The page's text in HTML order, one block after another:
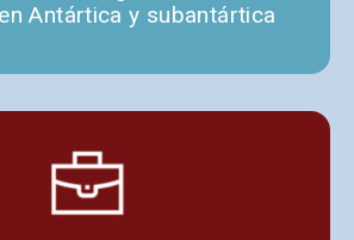
Antártica y subantártica